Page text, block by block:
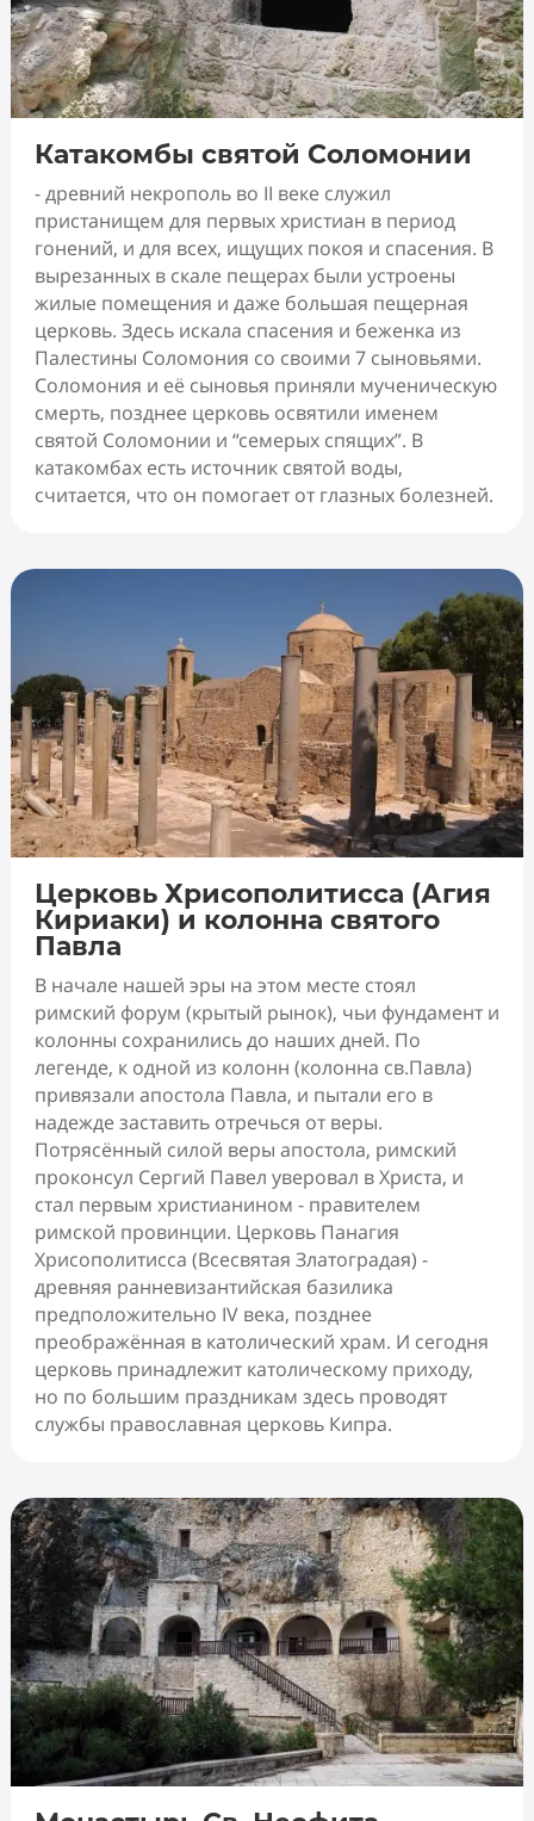
Катакомбы святой Соломонии
- древний некрополь во II веке служил
пристанищем для первых христиан в период
гонений, и для всех, ищущих покоя и спасения. В
вырезанных в скале пещерах были устроены
жилые помещения и даже большая пещерная
церковь. Здесь искала спасения и беженка из
Палестины Соломония со своими 7 сыновьями.
Соломония и её сыновья приняли мученическую
смерть, позднее церковь освятили именем
святой Соломонии и “семерых спящих”. В
катакомбах есть источник святой воды,
считается, что он помогает от глазных болезней.
Церковь Хрисополитисса (Агия
Кириаки) и колонна святого
Павла
В начале нашей эры на этом месте стоял
римский форум (крытый рынок), чьи фундамент и
колонны сохранились до наших дней. По
легенде, к одной из колонн (колонна св.Павла)
привязали апостола Павла, и пытали его в
надежде заставить отречься от веры.
Потрясённый силой веры апостола, римский
проконсул Сергий Павел уверовал в Христа, и
стал первым христианином - правителем
римской провинции. Церковь Панагия
Хрисополитисса (Всесвятая Златоградая) -
древняя ранневизантийская базилика
предположительно IV века, позднее
преображённая в католический храм. И сегодня
церковь принадлежит католическому приходу,
но по большим праздникам здесь проводят
службы православная церковь Кипра.